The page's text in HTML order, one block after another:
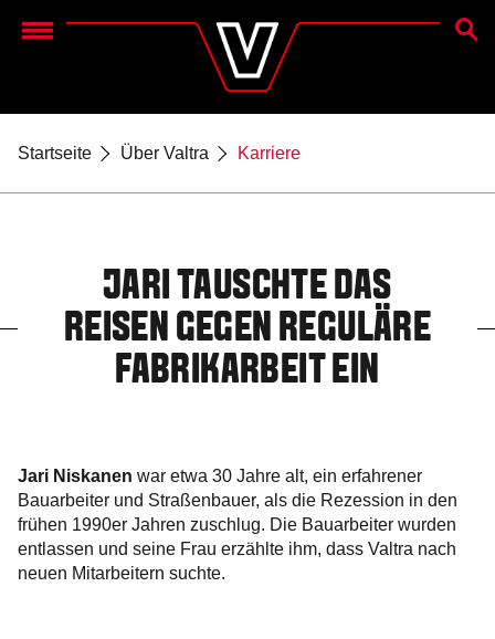
Menu
Startseite Über Valtra Karriere
JARI TAUSCHTE DAS
REISEN GEGEN REGULÄRE
FABRIKARBEIT EIN
Jari Niskanen war etwa 30 Jahre alt, ein erfahrener
Bauarbeiter und Straßenbauer, als die Rezession in den
frühen 1990er Jahren zuschlug. Die Bauarbeiter wurden
entlassen und seine Frau erzählte ihm, dass Valtra nach
neuen Mitarbeitern suchte.